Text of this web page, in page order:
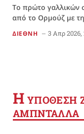
Το πρώτο γαλλικών
από το Ορμούζ με
ΔΙΕΘΝΗ 3 Απρ 2026,
Η YΠΟΘΕΣΗ
ΑΜΠΝΤΑΛΛΑ